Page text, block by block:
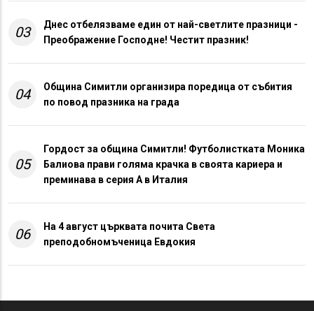
03
Днес отбелязваме един от най-светлите празници -
Преображение Господне! Честит празник!
04
Община Симитли организира поредица от събития
по повод празника на града
05
Гордост за община Симитли! Футболистката Моника
Балиова прави голяма крачка в своята кариера и
преминава в серия А в Италия
06
На 4 август църквата почита Света
преподобномъченица Евдокия